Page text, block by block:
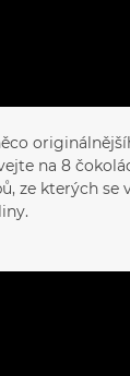
na 8
ze kterých se